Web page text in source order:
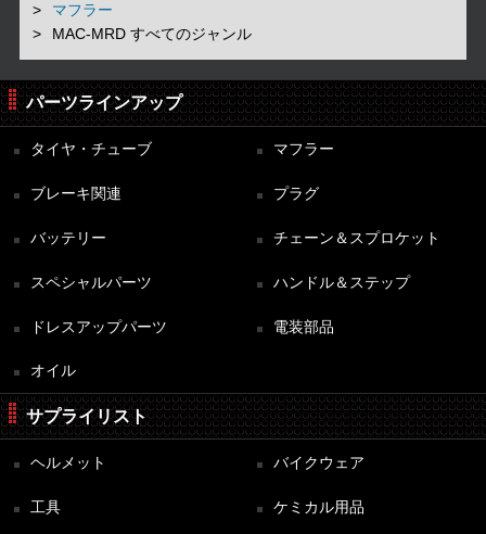
マフラー
MAC-MRD すべてのジャンル
パーツラインアップ
タイヤ・チューブ マフラー
ブレーキ関連 プラグ
バッテリー チェーン＆スプロケット
スペシャルパーツ ハンドル＆ステップ
ドレスアップパーツ 電装部品
オイル
サプライリスト
ヘルメット バイクウェア
工具 ケミカル用品